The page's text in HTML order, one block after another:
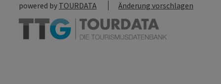
powered by TOURDATA Änderung vorschlagen